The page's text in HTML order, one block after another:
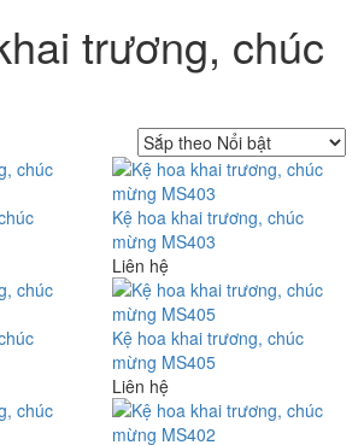
trương, chúc
Kệ hoa khai trương, chúc
mừng MS403
Liên hệ
Kệ hoa khai trương, chúc
mừng MS405
Liên hệ